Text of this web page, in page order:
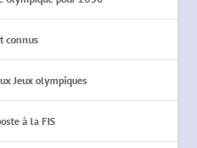
connus
Jeux olympiques
à la FIS